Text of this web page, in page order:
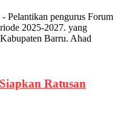
pengurus Forum
2025-2027. yang
Barru. Ahad
Ratusan